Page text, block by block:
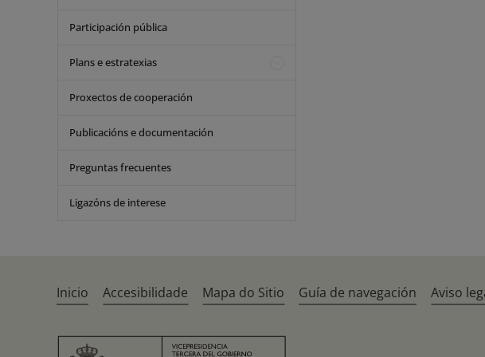
Participación pública
Plans e estratexias
Proxectos de cooperación
Publicacións e documentación
Preguntas frecuentes
Ligazóns de interese
Inicio Accesibilidade Mapa do Sitio Guía de navegación Aviso